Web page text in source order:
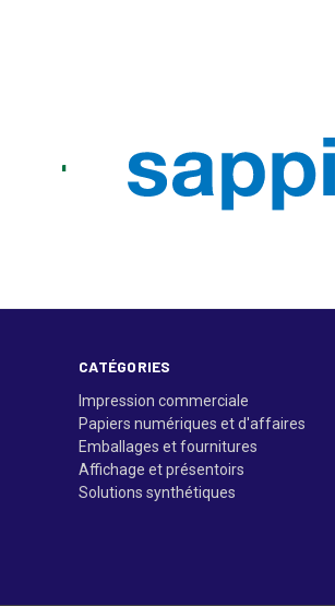
CATÉGORIES
Impression commerciale
Papiers numériques et d'affaires
Emballages et fournitures
Affichage et présentoirs
Solutions synthétiques